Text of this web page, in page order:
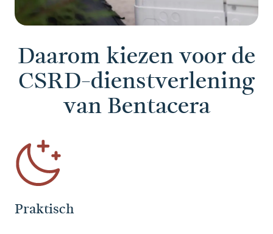
Daarom kiezen voor de
CSRD-dienstverlening
van Bentacera
Praktisch